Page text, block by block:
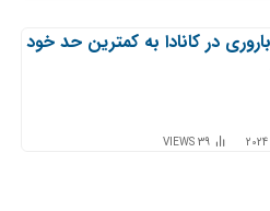
در کانادا به کمترین حد خود
39
VIEWS